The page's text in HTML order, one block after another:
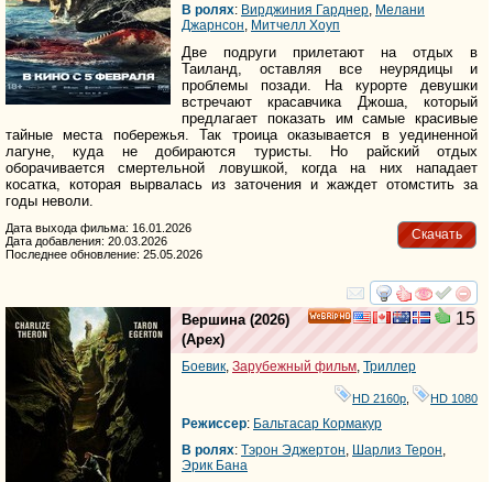
В ролях: Вирджиния Гарднер, Мелани
Джарнсон, Митчелл Хоуп
Две подруги прилетают на отдых в
Таиланд, оставляя все неурядицы и
проблемы позади. На курорте девушки
встречают красавчика Джоша, который
предлагает показать им самые красивые
тайные места побережья. Так троица оказывается в уединенной
лагуне, куда не добираются туристы. Но райский отдых
оборачивается смертельной ловушкой, когда на них нападает
косатка, которая вырвалась из заточения и жаждет отомстить за
годы неволи.
Скачать
Дата выхода фильма: 16.01.2026
Дата добавления: 20.03.2026
Последнее обновление: 25.05.2026
смотреть
15
Вершина (2026)
(Apex)
Боевик Зарубежный фильм Триллер
HD 2160р HD 1080
Режиссер: Бальтасар Кормакур
В ролях: Тэрон Эджертон Шарлиз Терон
Эрик Бана